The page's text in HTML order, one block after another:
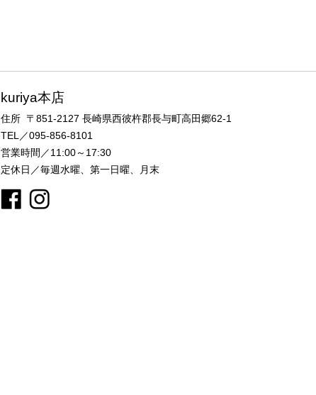
kuriya本店
住所 〒851-2127 長崎県西彼杵郡長与町高田郷62-1
TEL／095-856-8101
営業時間／11:00～17:30
定休日／毎週水曜、第一日曜、月末